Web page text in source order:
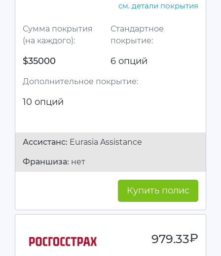
см. детали покрытия
Сумма покрытия
(на каждого):
$35000
Стандартное
покрытие:
6 опций
Дополнительное покрытие:
10 опций
Ассистанc: Eurasia Assistance
Франшиза: нет
Купить полис
979.33руб.